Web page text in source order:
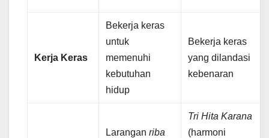
Kerja Keras
Bekerja keras
untuk
memenuhi
kebutuhan
hidup
Bekerja keras
yang dilandasi
kebenaran
Laranganriba
Tri Hita Karana
(harmoni